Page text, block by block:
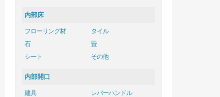
内部床
フローリング材
タイル
石
畳
シート
その他
内部開口
建具
レバーハンドル